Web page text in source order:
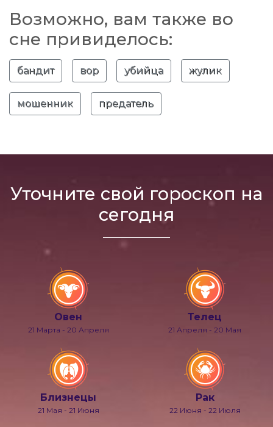
Возможно, вам также во
сне привиделось:
бандит вор убийца жулик
мошенник предатель
Уточните свой гороскоп на
сегодня
Овен
21 Марта - 20 Апреля
Телец
21 Апреля - 20 Мая
Близнецы
21 Мая - 21 Июня
Рак
22 Июня - 22 Июля